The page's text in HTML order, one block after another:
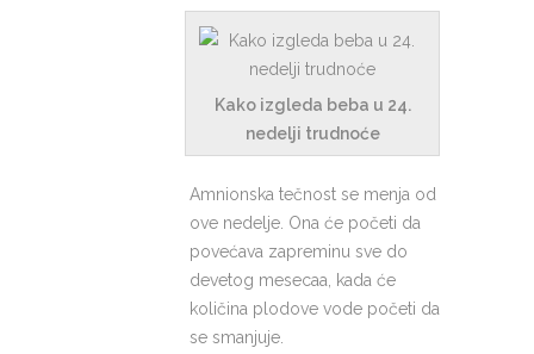
Kako izgleda beba u 24.
nedelji trudnoće
Amnionska tečnost se menja od
ove nedelje. Ona će početi da
povećava zapreminu sve do
devetog mesecaa, kada će
količina plodove vode početi da
se smanjuje.